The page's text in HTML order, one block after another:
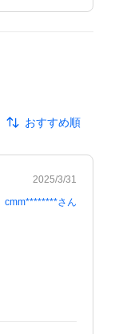
おすすめ順
2025/3/31
cmm********さん